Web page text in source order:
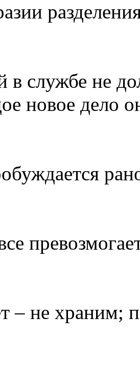
в службе не
новое дело
– не храним;